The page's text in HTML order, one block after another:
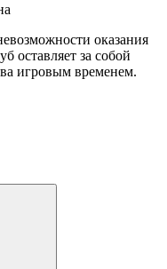
оказания
оставляет за собой
игровым временем.